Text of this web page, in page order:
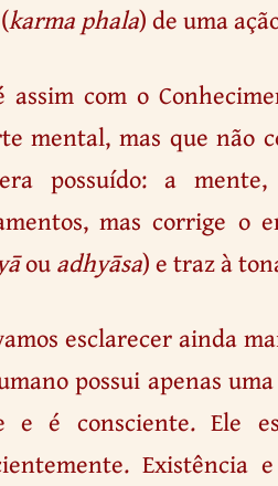
karma phala) de uma
assim com o
mental, mas que não
possuído: a
mas corrige o
ouadhyāsa) e traz à
esclarecer ainda
possui apenas
e é consciente. Ele
Existência